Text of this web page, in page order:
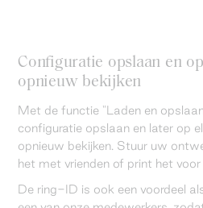
Configuratie opslaan en
opnieuw bekijken
Met de functie "Laden en
configuratie opslaan en later op
opnieuw bekijken. Stuur uw
het met vrienden of print het voor
De ring-ID is ook een voordeel